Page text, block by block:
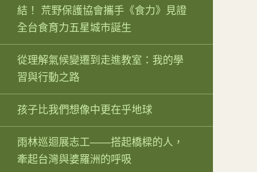
結！ 荒野保護協會攜手《食力》見證
全台食育力五星城市誕生
從理解氣候變遷到走進教室：我的學
習與行動之路
孩子比我們想像中更在乎地球
雨林巡迴展志工——搭起橋樑的人，
牽起台灣與婆羅洲的呼吸